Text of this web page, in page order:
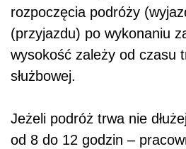
rozpoczęcia podróży
(przyjazdu) po wykonaniu
wysokość zależy od czasu
służbowej.
Jeżeli podróż trwa nie
od 8 do 12 godzin –